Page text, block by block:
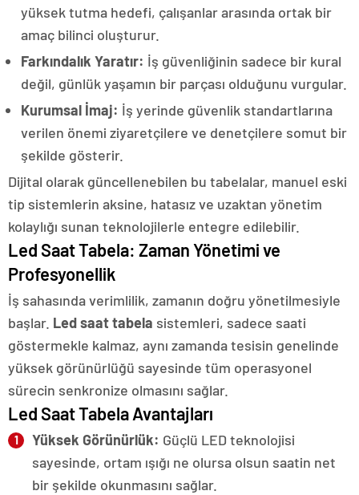
yüksek tutma hedefi, çalışanlar arasında ortak bir
amaç bilinci oluşturur.
Farkındalık Yaratır: İş güvenliğinin sadece bir kural
değil, günlük yaşamın bir parçası olduğunu vurgular.
Kurumsal İmaj: İş yerinde güvenlik standartlarına
verilen önemi ziyaretçilere ve denetçilere somut bir
şekilde gösterir.
Dijital olarak güncellenebilen bu tabelalar, manuel eski
tip sistemlerin aksine, hatasız ve uzaktan yönetim
kolaylığı sunan teknolojilerle entegre edilebilir.
Led Saat Tabela: Zaman Yönetimi ve
Profesyonellik
İş sahasında verimlilik, zamanın doğru yönetilmesiyle
başlar. Led saat tabela sistemleri, sadece saati
göstermekle kalmaz, aynı zamanda tesisin genelinde
yüksek görünürlüğü sayesinde tüm operasyonel
sürecin senkronize olmasını sağlar.
Led Saat Tabela Avantajları
Yüksek Görünürlük: Güçlü LED teknolojisi
sayesinde, ortam ışığı ne olursa olsun saatin net
bir şekilde okunmasını sağlar.